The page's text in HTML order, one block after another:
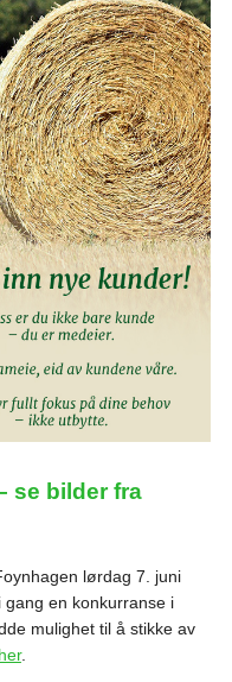
se bilder fra
lørdag 7. juni
en konkurranse i
mulighet til å stikke av
.